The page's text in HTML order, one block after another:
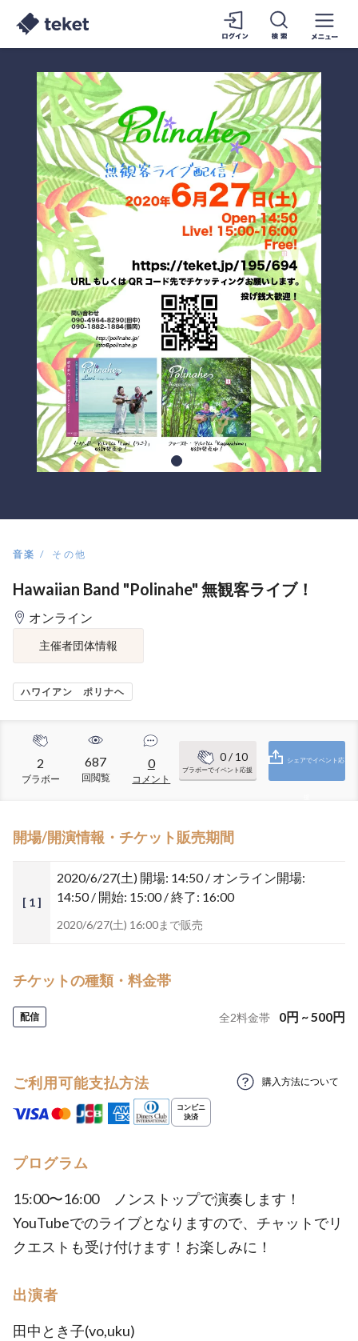
音楽 その他
Hawaiian Band "Polinahe" 無観客ライブ！
オンライン
主催者団体情報
ハワイアン ポリナヘ
2
ブラボー
687
回閲覧
0
コメント
0/ 10
ブラボーでイベント応援
シェアでイベント応
開場/開演情報・チケット販売期間
[ 1 ]
2020/6/27(土) 開場: 14:50 / オンライン開場:
14:50 / 開始: 15:00 / 終了: 16:00
2020/6/27(土) 16:00まで販売
チケットの種類・料金帯
配信 全2料金帯 0円 ~500円
ご利用可能支払方法 購入方法について
プログラム
15:00〜16:00 ノンストップで演奏します！
YouTubeでのライブとなりますので、チャットでリ
クエストも受け付けます！お楽しみに！
出演者
田中とき子(vo,uku)